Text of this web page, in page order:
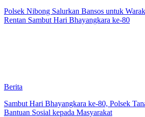
Polsek Nibong Salurkan Bansos untuk
Rentan Sambut Hari Bhayangkara ke-80
Berita
Sambut Hari Bhayangkara ke-80, Polsek
Bantuan Sosial kepada Masyarakat